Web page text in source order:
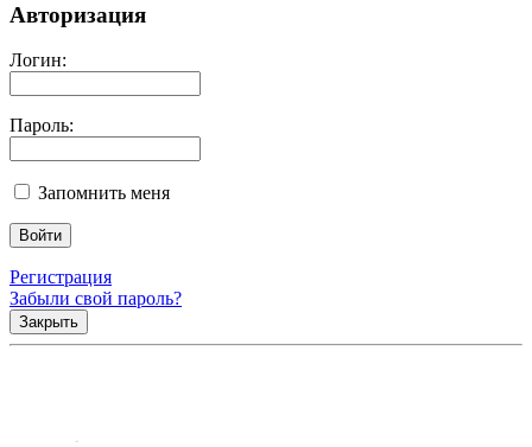
Авторизация
Логин:
Пароль:
Запомнить меня
Регистрация
Забыли свой пароль?
Закрыть